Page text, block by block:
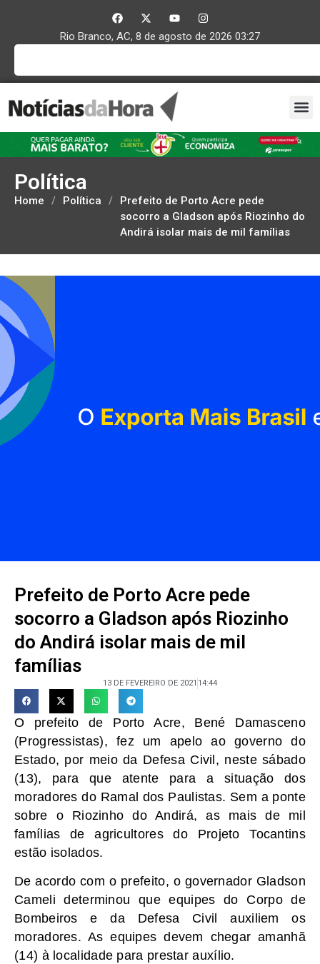
Rio Branco, AC, 8 de agosto de 2026 03:27
Política
Home / Política /
Prefeito de Porto Acre pede
socorro a Gladson após Riozinho do
Andirá isolar mais de mil famílias
Prefeito de Porto Acre pede
socorro a Gladson após Riozinho
do Andirá isolar mais de mil
famílias
13 DE FEVEREIRO DE 2021 14:44
O prefeito de Porto Acre, Bené Damasceno
(Progressistas), fez um apelo ao governo do
Estado, por meio da Defesa Civil, neste sábado
(13), para que atente para a situação dos
moradores do Ramal dos Paulistas. Sem a ponte
sobre o Riozinho do Andirá, as mais de mil
famílias de agricultores do Projeto Tocantins
estão isolados.
De acordo com o prefeito, o governador Gladson
Cameli determinou que equipes do Corpo de
Bombeiros e da Defesa Civil auxiliem os
moradores. As equipes devem chegar amanhã
(14) à localidade para prestar auxílio.